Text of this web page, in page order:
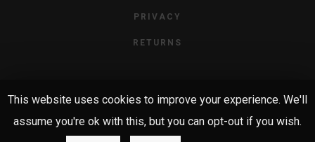
PRIVACY
RETURNS
© 2019 Κ. ΧΡΗΣΤΑΝΤΏΝΗΣ. ΜΕ ΤΗΝ ΕΠΙΦΎΛΑΞΗ ΠΑΝΤΌΣ
This website uses cookies to improve your experience. We'll
assume you're ok with this, but you can opt-out if you wish.